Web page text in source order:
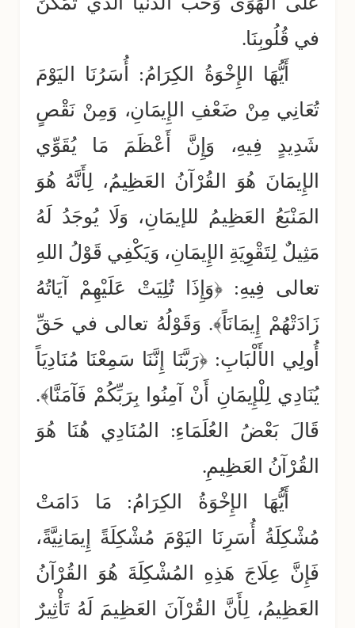
في قُلُوبِنَا.
أَيُّهَا الإِخْوَةُ الكِرَامُ: أُسَرُنَا اليَوْمَ
تُعَانِي مِنْ ضَعْفِ الإِيمَانِ، وَمِنْ نَقْصٍ
شَدِيدٍ فِيهِ، وَإِنَّ أَعْظَمَ مَا يُقَوِّي
الإِيمَانَ هُوَ القُرْآنُ العَظِيمُ، لِأَنَّهُ هُوَ
المَنْبَعُ العَظِيمُ للإيمَانِ، وَلَا يُوجَدُ لَهُ
مَثِيلٌ لِتَقْوِيَةِ الإِيمَانِ، وَيَكْفِي قَوْلُ اللهِ
تعالى فِيهِ: ﴿وَإِذَا تُلِيَتْ عَلَيْهِمْ آيَاتُهُ
زَادَتْهُمْ إِيمَانَاً﴾. وَقَوْلُهُ تعالى في حَقِّ
أُولِي الأَلْبَابِ: ﴿رَبَّنَا إِنَّنَا سَمِعْنَا مُنَادِيَاً
يُنَادِي لِلْإِيمَانِ أَنْ آمِنُوا بِرَبِّكُمْ فَآمَنَّا﴾.
قَالَ بَعْضُ العُلَمَاءِ: المُنَادِي هُنَا هُوَ
القُرْآنُ العَظِيمِ.
أَيُّهَا الإِخْوَةُ الكِرَامُ: مَا دَامَتْ
مُشْكِلَةُ أُسَرِنَا اليَوْمَ مُشْكِلَةً إِيمَانِيَّةً،
فَإِنَّ عِلَاجَ هَذِهِ المُشْكِلَةَ هُوَ القُرْآنُ
العَظِيمُ، لِأَنَّ القُرْآنَ العَظِيمَ لَهُ تَأْثِيرٌ